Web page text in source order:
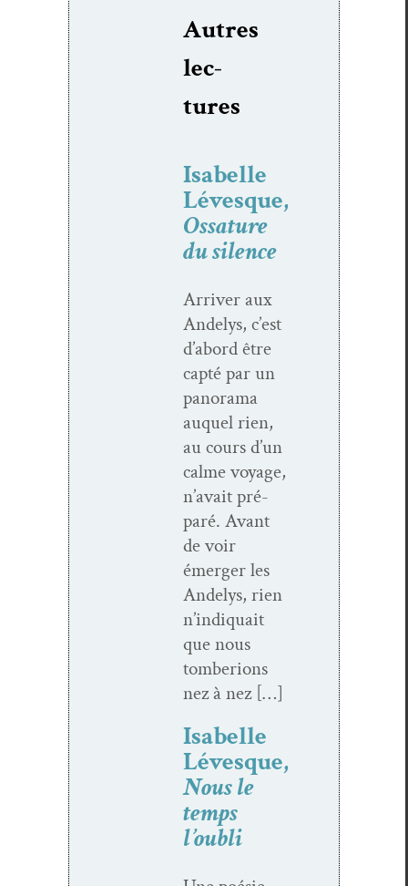
Autres
lec­
tures
Isabelle
Lévesque,
Ossature
du silence
Arriv­er aux
Andelys, c’est
d’abord être
cap­té par un
panora­ma
auquel rien,
au cours d’un
calme voy­age,
n’avait pré­
paré. Avant
de voir
émerg­er les
Andelys, rien
n’indiquait
que nous
tombe­ri­ons
nez à nez […]
Isabelle
Lévesque,
Nous le
temps
l’oubli